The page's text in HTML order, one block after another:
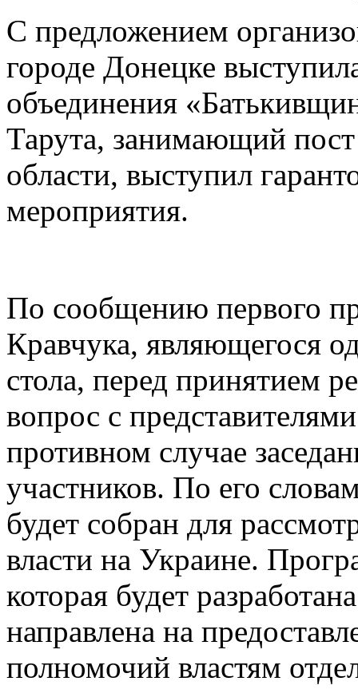
С предложением
городе Донецке
объединения
Тарута, занимающий
области, выступил
мероприятия.
По сообщению первого
Кравчука, являющегося
стола, перед принятием
вопрос с
противном случае
участников. По его
будет собран для
власти на Украине.
которая будет
направлена на
полномочий властям